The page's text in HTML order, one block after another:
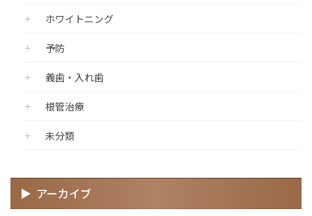
ホワイトニング
予防
義歯・入れ歯
根管治療
未分類
アーカイブ